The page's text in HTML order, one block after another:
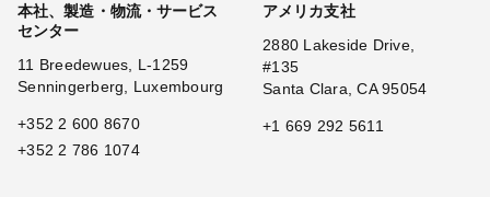
本社、製造・物流・サービス
センター
11 Breedewues, L-1259
Senningerberg, Luxembourg
+352 2 600 8670
+352 2 786 1074
アメリカ支社
2880 Lakeside Drive,
#135
Santa Clara, CA 95054
+1 669 292 5611